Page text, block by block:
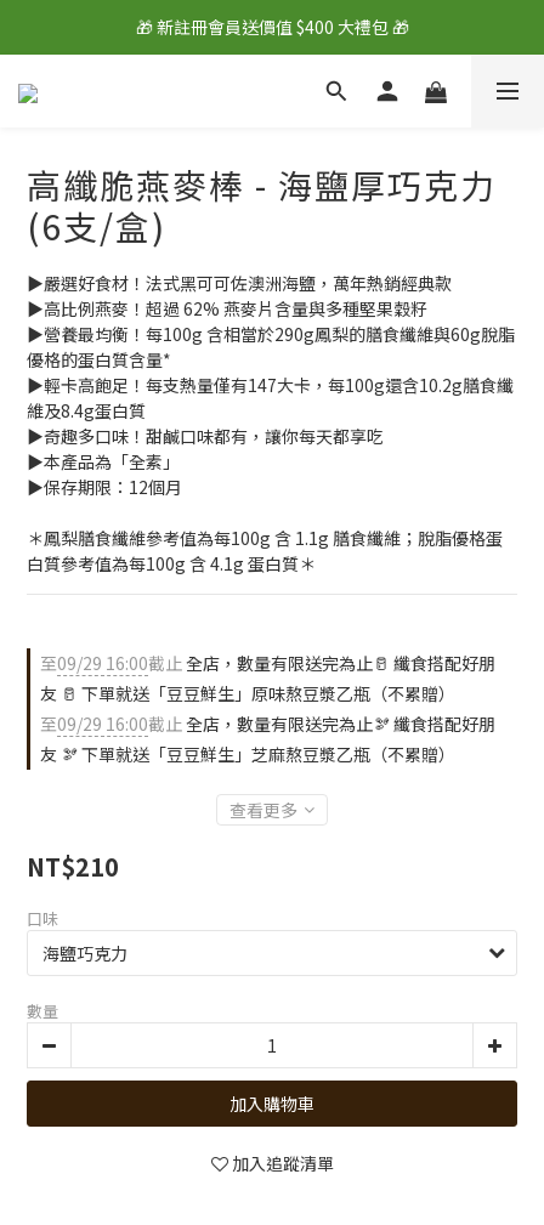
🎁 新註冊會員送價值 $400 大禮包 🎁
🎁 新註冊會員送價值 $400 大禮包 🎁
💰 綁定LINE好友再拿 $100 購物金 💰
高纖脆燕麥棒 - 海鹽厚巧克力
(6支/盒)
▶嚴選好食材！法式黑可可佐澳洲海鹽，萬年熱銷經典款
▶高比例燕麥！超過 62% 燕麥片含量與多種堅果穀籽
▶營養最均衡！每100g 含相當於290g鳳梨的膳食纖維與60g脫脂
優格的蛋白質含量*
▶輕卡高飽足！每支熱量僅有147大卡，每100g還含10.2g膳食纖
維及8.4g蛋白質
▶奇趣多口味！甜鹹口味都有，讓你每天都享吃
▶本產品為「全素」
▶保存期限：12個月
＊鳳梨膳食纖維參考值為每100g 含 1.1g 膳食纖維；脫脂優格蛋
白質參考值為每100g 含 4.1g 蛋白質＊
至09/29 16:00截止全店，數量有限送完為止🥛 纖食搭配好朋
友 🥛 下單就送「豆豆鮮生」原味熬豆漿乙瓶（不累贈）
至09/29 16:00截止全店，數量有限送完為止🫘 纖食搭配好朋
友 🫘 下單就送「豆豆鮮生」芝麻熬豆漿乙瓶（不累贈）
查看更多
NT$210
口味
數量
加入購物車
加入追蹤清單